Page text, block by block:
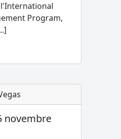
Program,
novembre